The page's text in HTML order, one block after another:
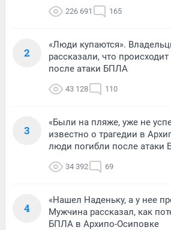
226 691 165
2
«Люди купаются».
рассказали, что
после атаки БПЛА
43 128 110
3
«Были на пляже, уже не
известно о трагедии в
люди погибли после атаки
34 392 69
4
«Нашел Наденьку, а у нее
Мужчина рассказал, как
БПЛА в Архипо-Осиповке